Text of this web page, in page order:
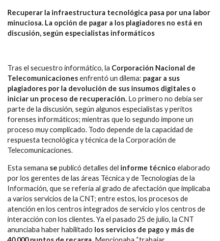
Recuperar la infraestructura tecnológica pasa por una labor
minuciosa. La opción de pagar a los plagiadores no está en
discusión, según especialistas informáticos
Tras el secuestro informático, la Corporación Nacional de
Telecomunicacionesenfrentó un dilema: pagar a sus
plagiadores por la devolución de sus insumos digitales o
iniciar un proceso de recuperación. Lo primero no debía ser
parte de la discusión, según algunos especialistas y peritos
forenses informáticos; mientras que lo segundo impone un
proceso muy complicado. Todo depende de la capacidad de
respuesta tecnológica y técnica de la Corporación de
Telecomunicaciones.
Esta semana se publicó detalles del informe técnico elaborado
por los gerentes de las áreas Técnica y de Tecnologías de la
Información, que se refería al grado de afectación que implicaba
a varios servicios de la CNT; entre estos, los procesos de
atención en los centros integrados de servicio y los centros de
interacción con los clientes. Ya el pasado 25 de julio, la CNT
anunciaba haber habilitado los servicios de pago y más de